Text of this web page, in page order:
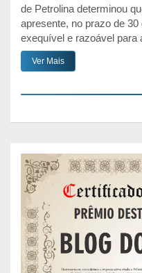
de Petrolina determinou
apresente, no prazo de
exequível e razoável para
Ver Mais